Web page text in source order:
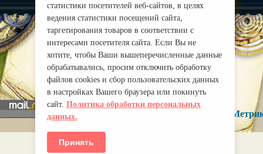
О нас |
Правила
mirprognoz@mail.ru
статистики посетителей веб-сайтов, в целях
ведения статистики посещений сайта,
таргетирования товаров в соответствии с
интересами посетителя сайта. Если Вы не
хотите, чтобы Ваши вышеперечисленные данные
обрабатывались, просим отключить обработку
файлов cookies и сбор пользовательских данных
в настройках Вашего браузера или покинуть
сайт. Политика обработки персональных
данных.
Принять